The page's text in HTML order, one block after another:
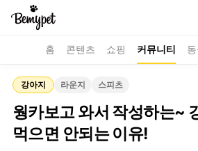
홈 콘텐츠 쇼핑 커뮤니티
강아지 라운지 스피츠
웡카보고 와서 작성하는~
먹으면 안되는 이유!